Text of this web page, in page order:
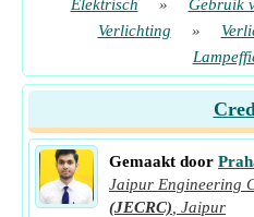
Elektrisch
» Gebruik
Verlichting
»
Gemaakt door
Jaipur Engineering
(JECRC) Jaipur